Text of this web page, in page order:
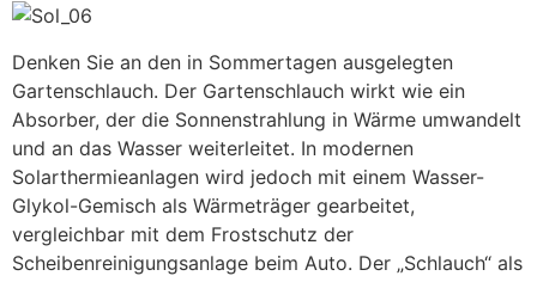
Denken Sie an den in Sommertagen ausgelegten
Gartenschlauch. Der Gartenschlauch wirkt wie ein
Absorber, der die Sonnenstrahlung in Wärme umwandelt
und an das Wasser weiterleitet. In modernen
Solarthermieanlagen wird jedoch mit einem Wasser-
Glykol-Gemisch als Wärmeträger gearbeitet,
vergleichbar mit dem Frostschutz der
Scheibenreinigungsanlage beim Auto. Der „Schlauch“ als